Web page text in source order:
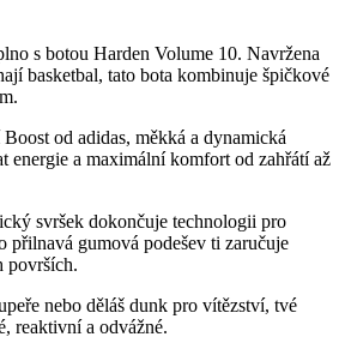
s botou Harden Volume 10. Navržena
basketbal, tato bota kombinuje špičkové
od adidas, měkká a dynamická
energie a maximální komfort od zahřátí až
svršek dokončuje technologii pro
přilnavá gumová podešev ti zaručuje
površích.
nebo děláš dunk pro vítězství, tvé
reaktivní a odvážné.